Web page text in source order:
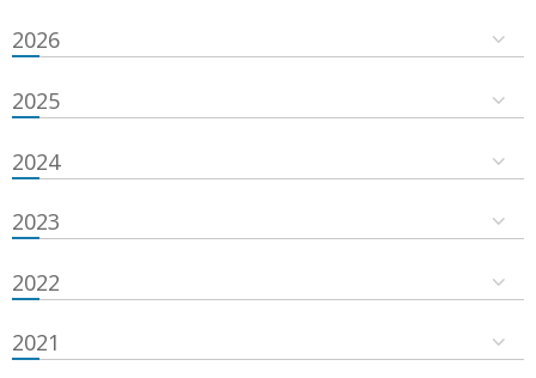
2026
2025
2024
2023
2022
2021